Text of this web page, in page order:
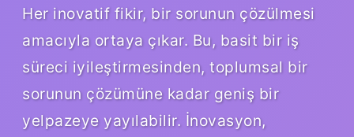
Her inovatif fikir, bir sorunun çözülmesi
amacıyla ortaya çıkar. Bu, basit bir iş
süreci iyileştirmesinden, toplumsal bir
sorunun çözümüne kadar geniş bir
yelpazeye yayılabilir. İnovasyon,